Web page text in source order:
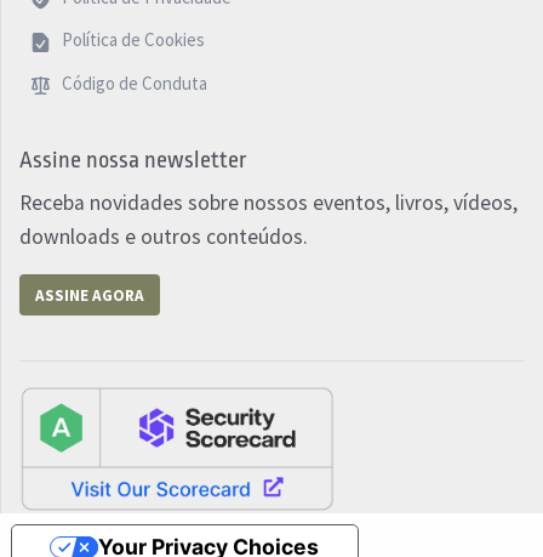
Política de Cookies
Código de Conduta
Assine nossa newsletter
Receba novidades sobre nossos eventos, livros, vídeos,
downloads e outros conteúdos.
ASSINE AGORA
Your Privacy Choices